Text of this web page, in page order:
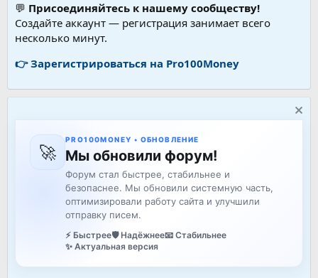
💬 Присоединяйтесь к нашему сообществу!
Создайте аккаунт — регистрация занимает всего
несколько минут.
👉 Зарегистрироваться на Pro100Money
🚀
PRO100MONEY • ОБНОВЛЕНИЕ
Мы обновили форум!
Форум стал быстрее, стабильнее и
безопаснее. Мы обновили системную часть,
оптимизировали работу сайта и улучшили
отправку писем.
⚡ Быстрее🛡️ Надёжнее📧 Стабильнее
✨ Актуальная версия